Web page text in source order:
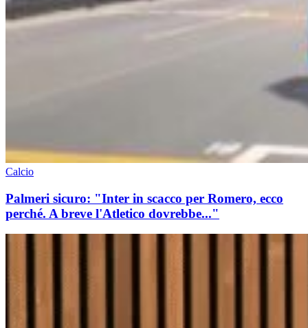
Calcio
Palmeri sicuro: "Inter in scacco per Romero, ecco
perché. A breve l'Atletico dovrebbe..."